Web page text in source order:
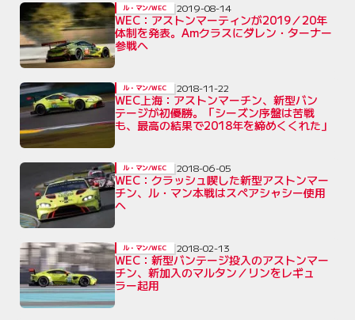
WEC：アストンマーティンが2019／20年
体制を発表。Amクラスにダレン・ターナー
参戦へ
ル・マン/WEC 2019-08-14
WEC上海：アストンマーチン、新型バン
テージが初優勝。「シーズン序盤は苦戦
も、最高の結果で2018年を締めくくれた」
ル・マン/WEC 2018-11-22
WEC：クラッシュ喫した新型アストンマー
チン、ル・マン本戦はスペアシャシー使用
へ
ル・マン/WEC 2018-06-05
WEC：新型バンテージ投入のアストンマー
チン、新加入のマルタン／リンをレギュ
ラー起用
ル・マン/WEC 2018-02-13